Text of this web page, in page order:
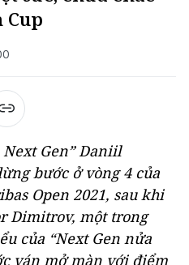
Gen” Daniil
bước ở vòng 4 của
Open 2021, sau khi
Dimitrov, một trong
của “Next Gen nửa
ván mở màn với điểm